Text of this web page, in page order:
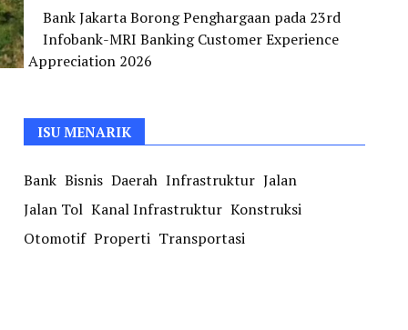
Bank Jakarta Borong Penghargaan pada 23rd
Infobank-MRI Banking Customer Experience
Appreciation 2026
ISU MENARIK
Bank Bisnis Daerah Infrastruktur Jalan
Jalan Tol Kanal Infrastruktur Konstruksi
Otomotif Properti Transportasi